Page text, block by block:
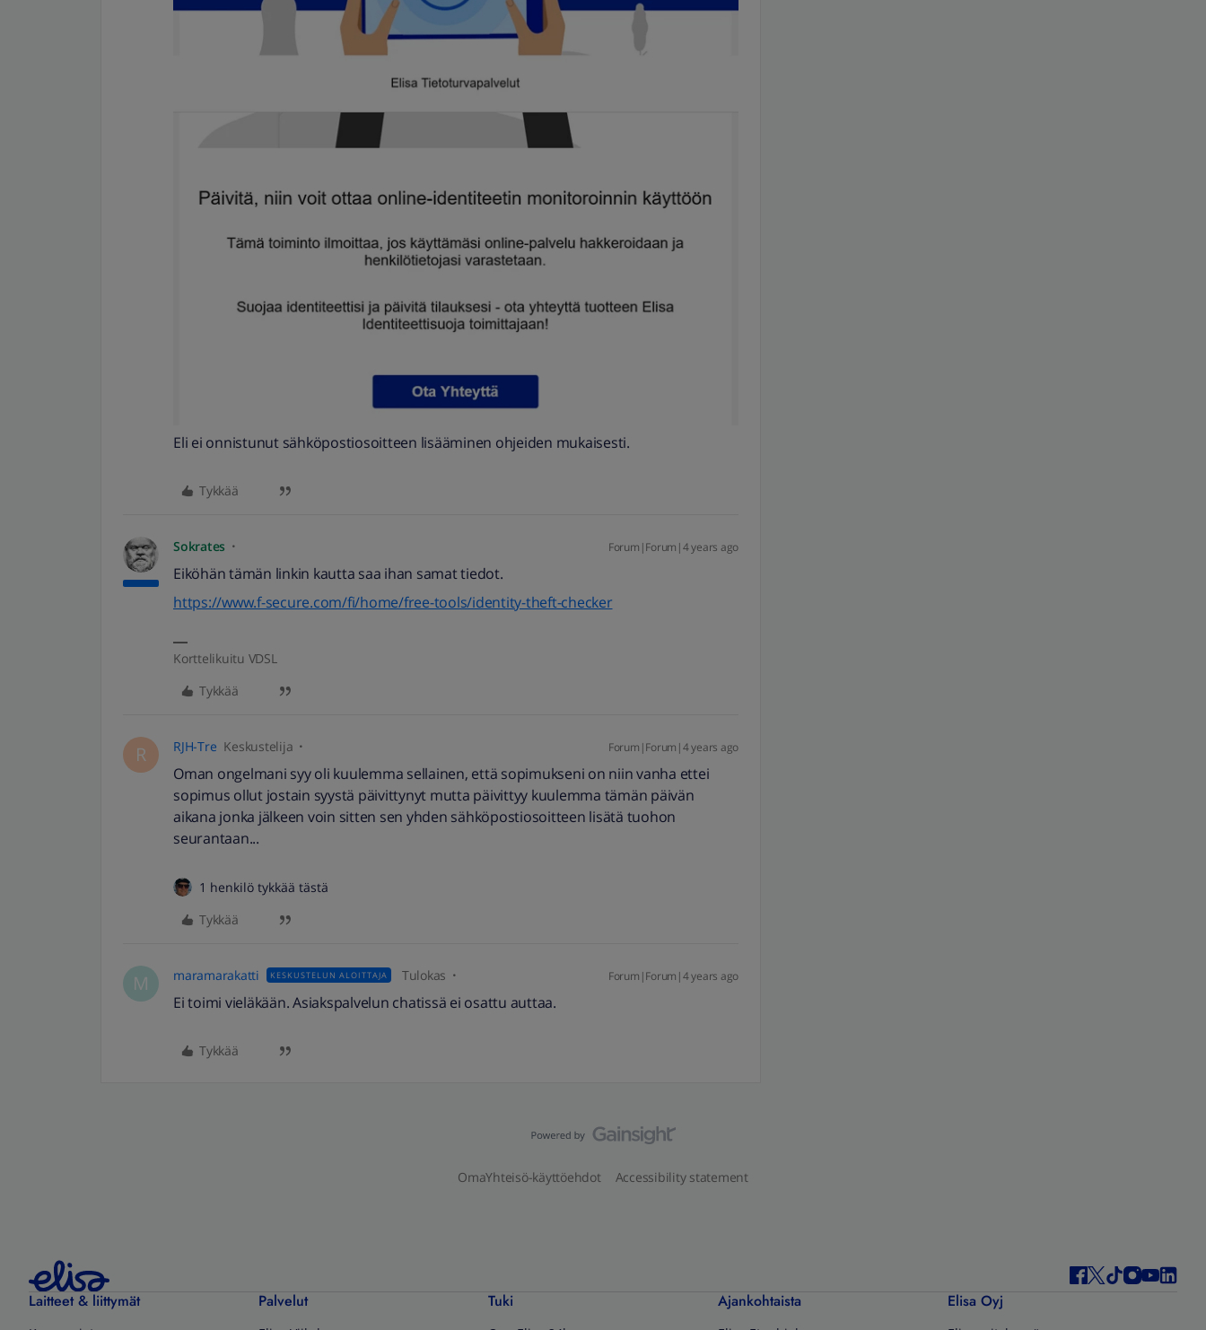
Eli ei onnistunut sähköpostiosoitteen lisääminen ohjeiden mukaisesti.
Tykkää
Sokrates Forum|Forum|4 years ago
Eiköhän tämän linkin kautta saa ihan samat tiedot.
https://www.f-secure.com/fi/home/free-tools/identity-theft-checker
Korttelikuitu VDSL
Tykkää
R RJH-Tre Keskustelija Forum|Forum|4 years ago
Oman ongelmani syy oli kuulemma sellainen, että sopimukseni on niin vanha ettei
sopimus ollut jostain syystä päivittynyt mutta päivittyy kuulemma tämän päivän
aikana jonka jälkeen voin sitten sen yhden sähköpostiosoitteen lisätä tuohon
seurantaan...
1 henkilö tykkää tästä
Tykkää
M maramarakatti KESKUSTELUN ALOITTAJA Tulokas Forum|Forum|4 years ago
Ei toimi vieläkään. Asiakspalvelun chatissä ei osattu auttaa.
Tykkää
OmaYhteisö-käyttöehdot Accessibility statement
Laitteet & liittymät Palvelut Tuki Ajankohtaista Elisa Oyj